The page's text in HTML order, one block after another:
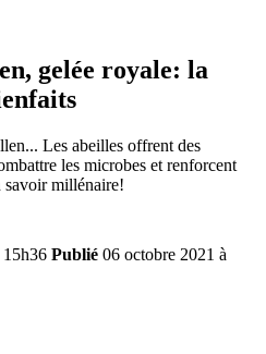
gelée royale: la
Les abeilles offrent des
les microbes et renforcent
savoir millénaire!
15h36 Publié 06 octobre 2021 à